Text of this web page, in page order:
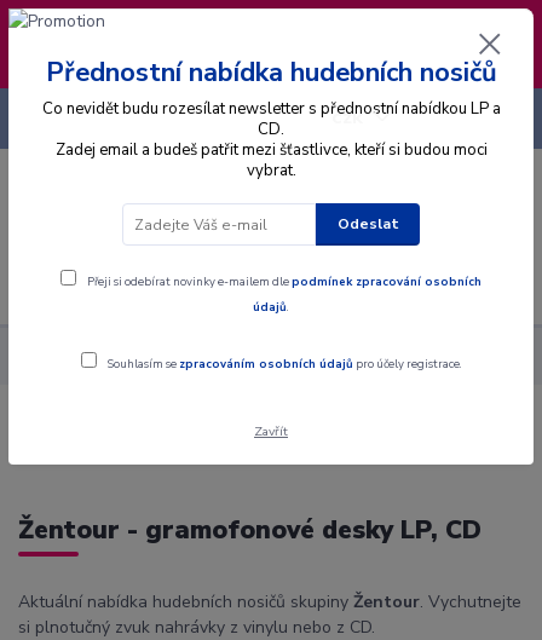
❣️ Od 4.8. do 13.8. čerpám dovolenou. Datum
expedice objednávek se posouvá na pátek
14.8.2026 🐋
Menu
CZK
+420 725 736 293
Interpret Ž Žentour
Žentour - gramofonové desky LP, CD
Aktuální nabídka hudebních nosičů skupiny Žentour. Vychutnejte
si plnotučný zvuk nahrávky z vinylu nebo z CD.
Přednostní nabídka hudebních nosičů
Co nevidět budu rozesílat newsletter s přednostní nabídkou LP a
CD.
Zadej email a budeš patřit mezi šťastlivce, kteří si budou moci
vybrat.
Odeslat
Přeji si odebírat novinky e-mailem dlepodmínek zpracování osobních
údajů.
Souhlasím se zpracováním osobních údajů pro účely registrace.
Zavřít